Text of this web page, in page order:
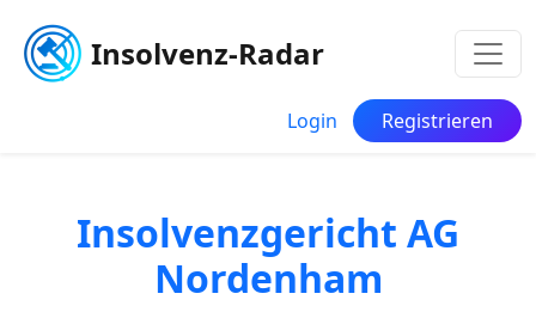
Insolvenz-Radar
Login Registrieren
Insolvenzgericht AG
Nordenham